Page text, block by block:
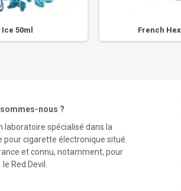
50ml French
sommes-nous ?
laboratoire spécialisé dans la
pour cigarette électronique situé
et connu, notamment, pour
le Red Devil.